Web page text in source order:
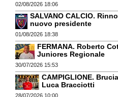
02/08/2026 18:06
SALVANO CALCIO.
nuovo presidente
01/08/2026 18:38
FERMANA. Roberto
Juniores Regionale
30/07/2026 15:53
CAMPIGLIONE.
Luca Bracciotti
28/07/2026 10:00